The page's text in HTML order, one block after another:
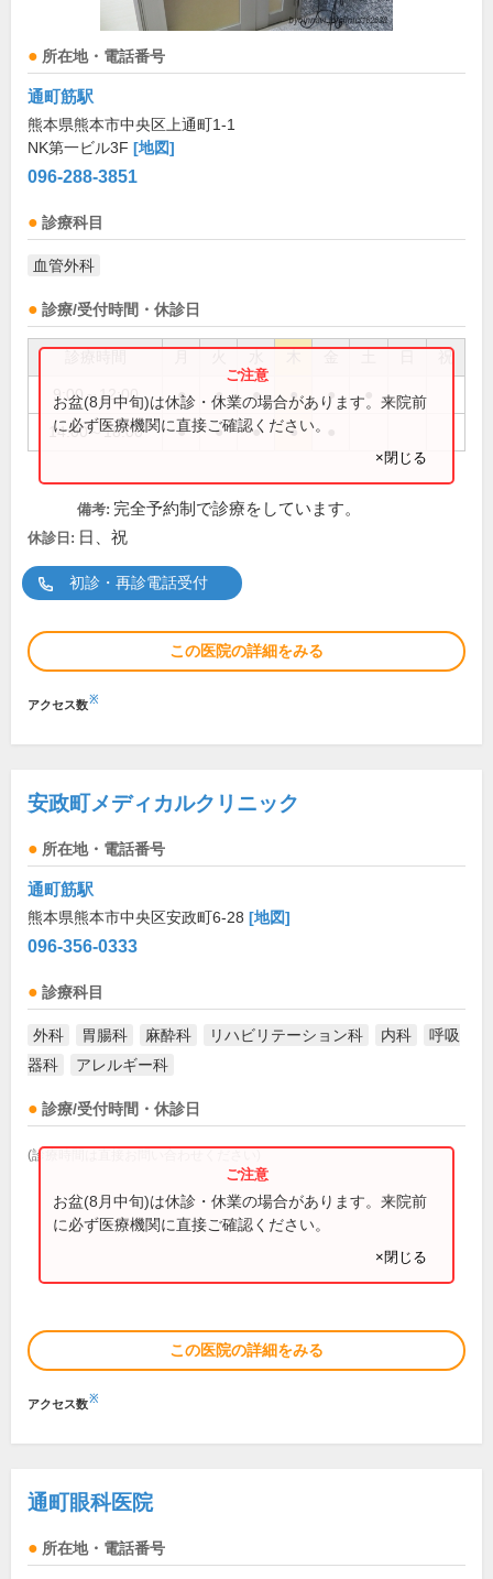
所在地・電話番号
通町筋駅
熊本県熊本市中央区上通町1-1
NK第一ビル3F [地図]
096-288-3851
診療科目
血管外科
診療/受付時間・休診日
祝
9:00～12:00 ● ● ● ● ●
14:00～18:00 ● ● ● ●
お盆(8月中旬)は休診・休業の場合があります。来院前
に必ず医療機関に直接ご確認ください。
×閉じる
備考: 完全予約制で診療をしています。
休診日: 日、祝
初診・再診電話受付
この医院の詳細をみる
アクセス数※
安政町メディカルクリニック
所在地・電話番号
通町筋駅
熊本県熊本市中央区安政町6-28 [地図]
096-356-0333
診療科目
外科 胃腸科 麻酔科 リハビリテーション科 内科
呼吸
器科
アレルギー科
診療/受付時間・休診日
(診療時間は直接お問い合わせください)
お盆(8月中旬)は休診・休業の場合があります。来院前
に必ず医療機関に直接ご確認ください。
×閉じる
この医院の詳細をみる
アクセス数※
通町眼科医院
所在地・電話番号